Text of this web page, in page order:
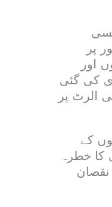
پر
اور
کی گئی
ہائی الرٹ پر
کے
کا خطرہ
نقصان